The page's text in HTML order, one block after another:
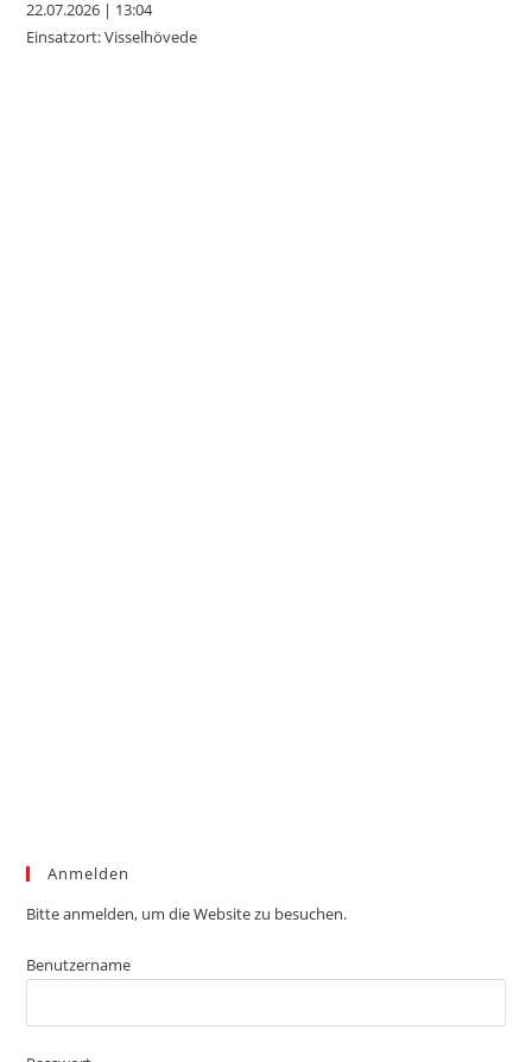
22.07.2026 | 13:04
Einsatzort: Visselhövede
Anmelden
Bitte anmelden, um die Website zu besuchen.
Benutzername